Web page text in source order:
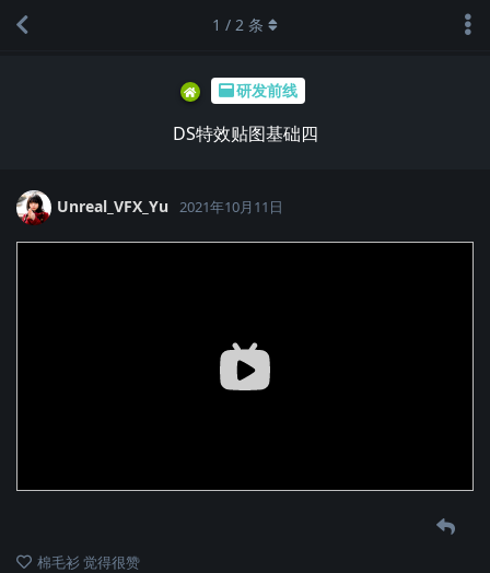
研发前线
DS特效贴图基础四
1 / 2 条
Unreal_VFX_Yu 2021年10月11日
棉毛衫觉得很赞